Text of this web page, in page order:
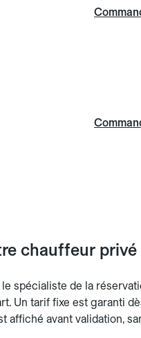
chauffeur
spécialiste de la
Un tarif fixe est garanti
affiché avant validation,